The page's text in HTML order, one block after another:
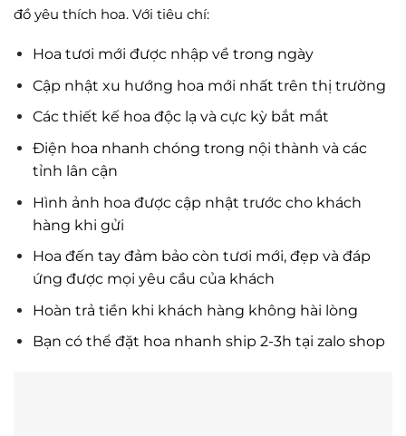
đồ yêu thích hoa. Với tiêu chí:
Hoa tươi mới được nhập về trong ngày
Cập nhật xu hướng hoa mới nhất trên thị trường
Các thiết kế hoa độc lạ và cực kỳ bắt mắt
Điện hoa nhanh chóng trong nội thành và các
tỉnh lân cận
Hình ảnh hoa được cập nhật trước cho khách
hàng khi gửi
Hoa đến tay đảm bảo còn tươi mới, đẹp và đáp
ứng được mọi yêu cầu của khách
Hoàn trả tiền khi khách hàng không hài lòng
Bạn có thể đặt hoa nhanh ship 2-3h tại zalo shop